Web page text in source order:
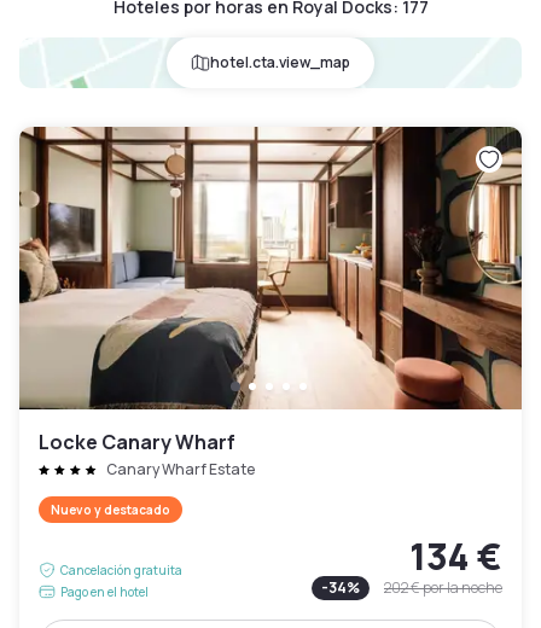
Hoteles por horas en Royal Docks: 177
hotel.cta.view_map
Locke Canary Wharf
Canary Wharf Estate
Nuevo y destacado
Cancelación gratuita
Pago en el hotel
134 €
-34% 202 €por la noche